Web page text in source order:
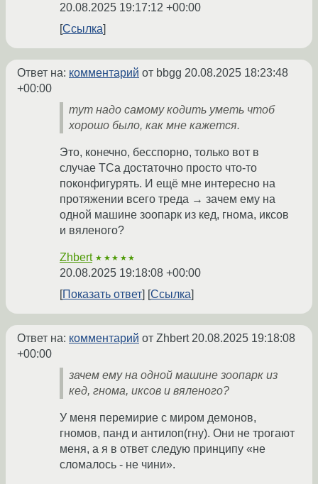
20.08.2025 19:17:12 +00:00
Ссылка
Ответ на: комментарий от bbgg 20.08.2025 18:23:48
+00:00
тут надо самому кодить уметь чтоб
хорошо было, как мне кажется.
Это, конечно, бесспорно, только вот в
случае ТСа достаточно просто что-то
поконфигурять. И ещё мне интересно на
протяжении всего треда → зачем ему на
одной машине зоопарк из кед, гнома, иксов
и вяленого?
Zhbert ★★★★★
20.08.2025 19:18:08 +00:00
Показать ответ
Ссылка
Ответ на: комментарий от Zhbert 20.08.2025 19:18:08
+00:00
зачем ему на одной машине зоопарк из
кед, гнома, иксов и вяленого?
У меня перемирие с миром демонов,
гномов, панд и антилоп(гну). Они не трогают
меня, а я в ответ следую принципу «не
сломалось - не чини».